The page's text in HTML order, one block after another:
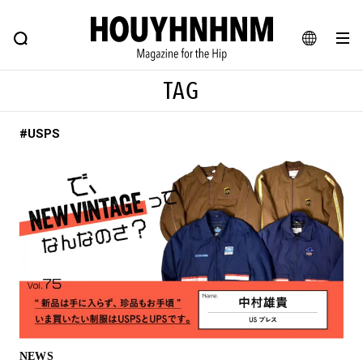
JA
FEATURE BLOG SNAP
ヒップなファッション、カルチャー、ライフスタイルWEBマガジン
#SHOPPING ADDICT #憧れの逸品
#ESSENTIAL DESIGNS #古着サミット
#NEW VINTAGE #マイナーグッド図鑑
#路地裏てぃーん。 #MONTHLY JOURNAL
#GH 銘品の所以 #フイナムのYouTube
#Commune H #FOCUS IT #AH.H
#ととけん #FASHION #MUSIC #MOVIE
TAG
#USPS
NEWS